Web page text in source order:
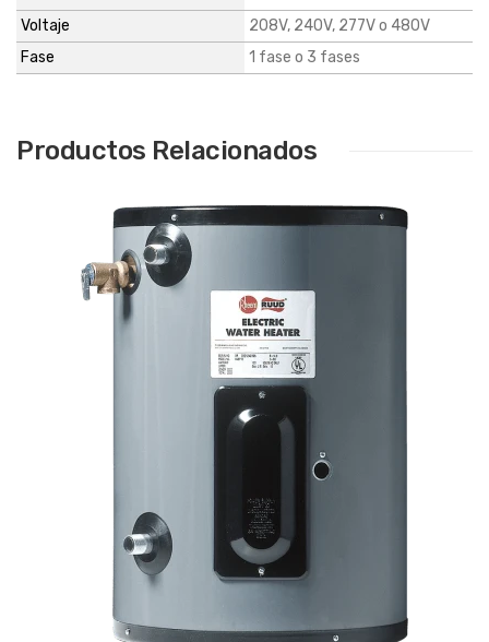
Voltaje
208V, 240V, 277V o 480V
Fase
1 fase o 3 fases
Productos Relacionados